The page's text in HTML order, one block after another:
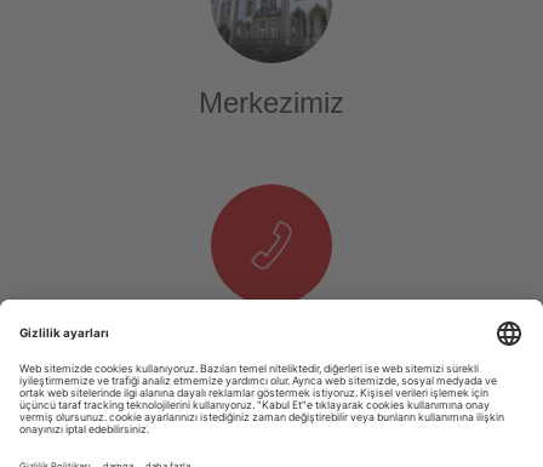
Merkezimiz
T. +49 1525 937 14 25
E.info@tourexpi.com
Copyright 2020 Tourexpi.com - Alle Rechte Vorbehalten